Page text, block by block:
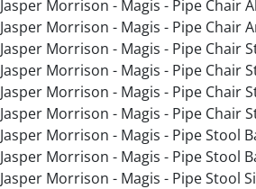
Jasper Morrison - Magis - Pipe Chair
Jasper Morrison - Magis - Pipe Chair
Jasper Morrison - Magis - Pipe Chair
Jasper Morrison - Magis - Pipe
Jasper Morrison - Magis - Pipe Chair
Jasper Morrison - Magis - Pipe Chair
Jasper Morrison - Magis - Pipe Stool
Jasper Morrison - Magis - Pipe Stool
Jasper Morrison - Magis - Pipe Stool